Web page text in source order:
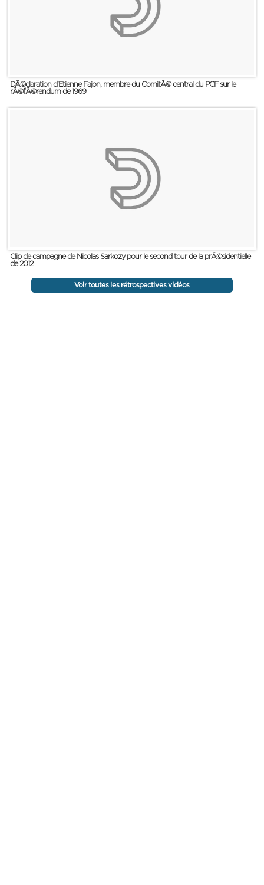
DÃ©claration d'Etienne Fajon, membre du ComitÃ© central du PCF sur le
rÃ©fÃ©rendum de 1969
Clip de campagne de Nicolas Sarkozy pour le second tour de la prÃ©sidentielle
de 2012
Voir toutes les rétrospectives vidéos